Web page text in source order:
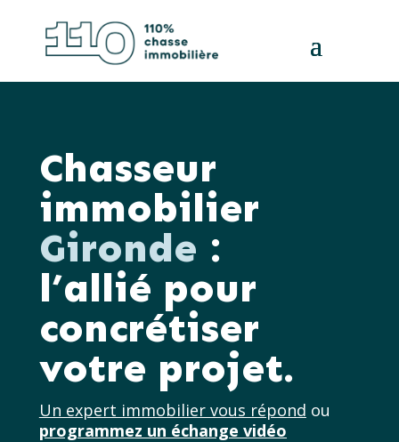
Chasseur
immobilier
Gironde :
l’allié pour
concrétiser
votre projet.
Un expert immobilier vous répond ou
programmez un échange vidéo